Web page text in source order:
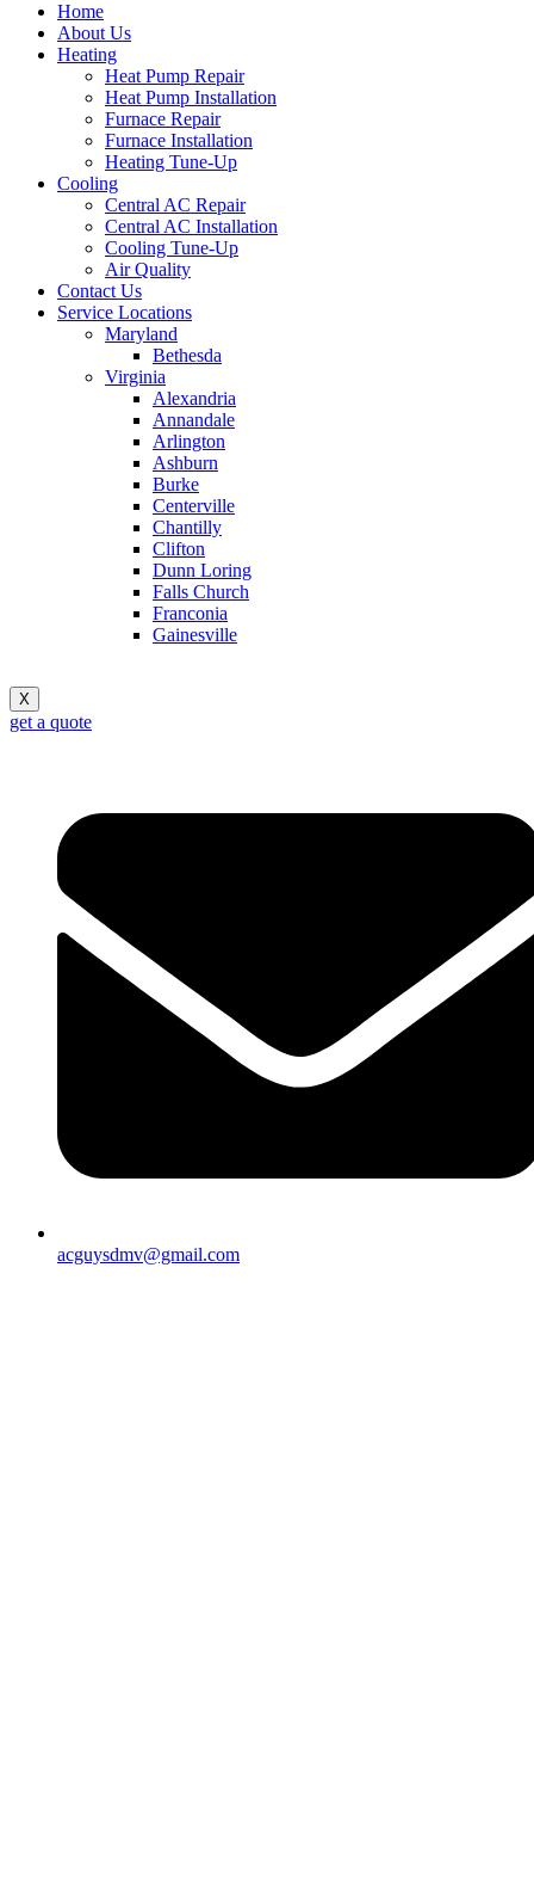
Home
About Us
Heating
Heat Pump Repair
Heat Pump Installation
Furnace Repair
Furnace Installation
Heating Tune-Up
Cooling
Central AC Repair
Central AC Installation
Cooling Tune-Up
Air Quality
Contact Us
Service Locations
Maryland
Bethesda
Virginia
Alexandria
Annandale
Arlington
Ashburn
Burke
Centerville
Chantilly
Clifton
Dunn Loring
Falls Church
Franconia
Gainesville
X
get a quote
acguysdmv@gmail.com